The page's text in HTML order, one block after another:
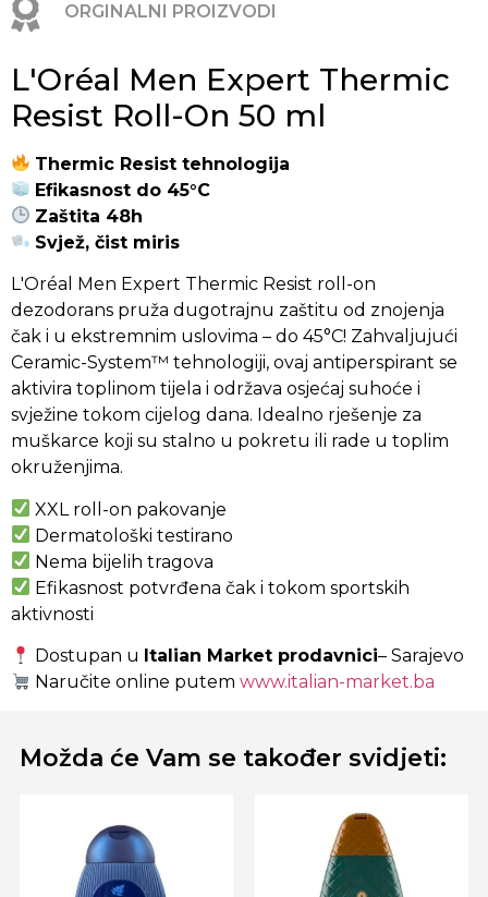
ORGINALNI PROIZVODI
L'Oréal Men Expert Thermic
Resist Roll-On 50 ml
Thermic Resist tehnologija
Efikasnost do 45°C
Zaštita 48h
Svjež, čist miris
L'Oréal Men Expert Thermic Resist roll-on
dezodorans pruža dugotrajnu zaštitu od znojenja
čak i u ekstremnim uslovima – do 45°C! Zahvaljujući
Ceramic-System™ tehnologiji, ovaj antiperspirant se
aktivira toplinom tijela i održava osjećaj suhoće i
svježine tokom cijelog dana. Idealno rješenje za
muškarce koji su stalno u pokretu ili rade u toplim
okruženjima.
XXL roll-on pakovanje
Dermatološki testirano
Nema bijelih tragova
Efikasnost potvrđena čak i tokom sportskih
aktivnosti
Dostupan u Italian Market prodavnici– Sarajevo
Naručite online putemwww.italian-market.ba
Možda će Vam se također svidjeti: